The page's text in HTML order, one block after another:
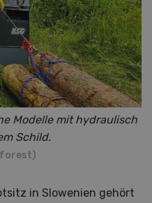
Modelle mit hydraulisch
Schild.
in Slowenien gehört